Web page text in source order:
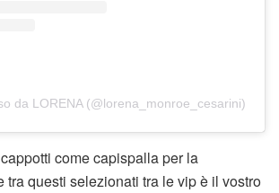
da LORENA (@lorena_monroe_cesarini)
come capispalla per la
tra questi selezionati tra le vip è il vostro